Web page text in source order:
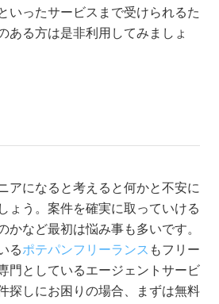
いったサービスまで受けられるた
ある方は是非利用してみましょ
アになると考えると何かと不安に
ょう。案件を確実に取っていける
かなど最初は悩み事も多いです。
るポテパンフリーランス もフリー
門としているエージェントサービ
探しにお困りの場合、まずは無料